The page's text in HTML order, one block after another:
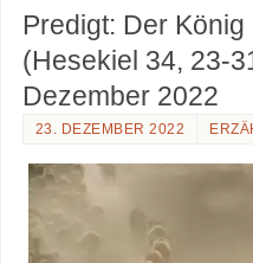
Predigt: Der
(Hesekiel 34, 23-
Dezember 2022
23. DEZEMBER 2022